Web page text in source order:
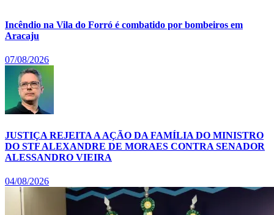
Incêndio na Vila do Forró é combatido por bombeiros em
Aracaju
07/08/2026
JUSTIÇA REJEITA A AÇÃO DA FAMÍLIA DO MINISTRO
DO STF ALEXANDRE DE MORAES CONTRA SENADOR
ALESSANDRO VIEIRA
04/08/2026